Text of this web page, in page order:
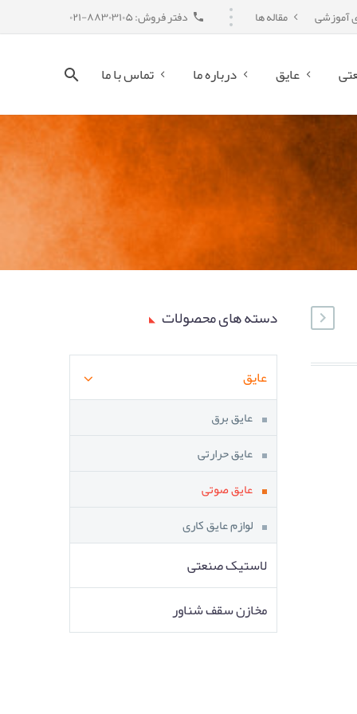
دفتر فروش: ۸۸۳۰۳۱۰۵-۰۲۱ آموزشی مقاله ها
عایق درباره ما تماس با ما
دسته های محصولات
عایق
عایق برق
عایق حرارتی
عایق صوتی
لوازم عایق کاری
لاستیک صنعتی
مخازن سقف شناور